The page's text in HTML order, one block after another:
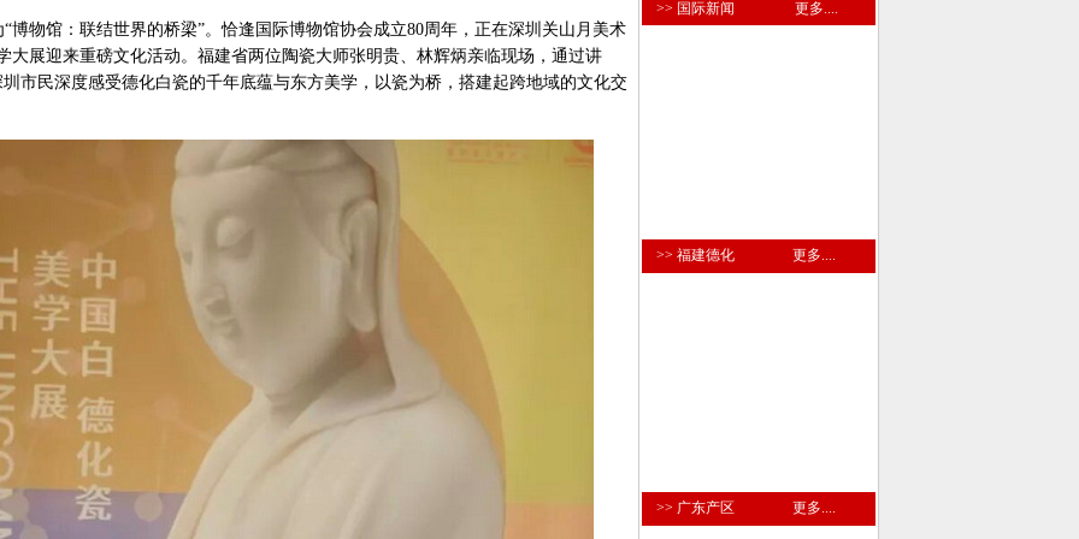
物馆：联结世界的桥梁”。恰逢国际博物馆协会成立80周年，正在深圳关山月美术
展迎来重磅文化活动。福建省两位陶瓷大师张明贵、林辉炳亲临现场，通过讲
市民深度感受德化白瓷的千年底蕴与东方美学，以瓷为桥，搭建起跨地域的文化交
>> 国际新闻 更多....
>> 福建德化 更多....
>> 广东产区 更多....